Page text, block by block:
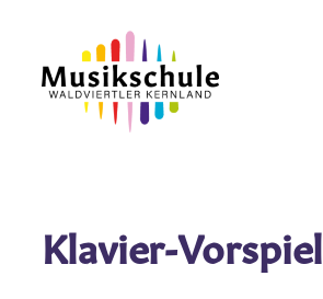
springen
Klavier-Vorspiel